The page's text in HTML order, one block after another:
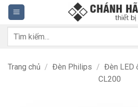
Bỏ
qua
nội
dung
Tìm
Trang chủ / Đèn Philips / Đèn LED
CL200